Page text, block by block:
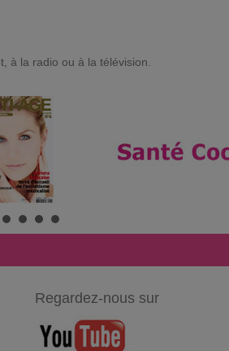
à la radio ou à la télévision.
Regardez-nous sur